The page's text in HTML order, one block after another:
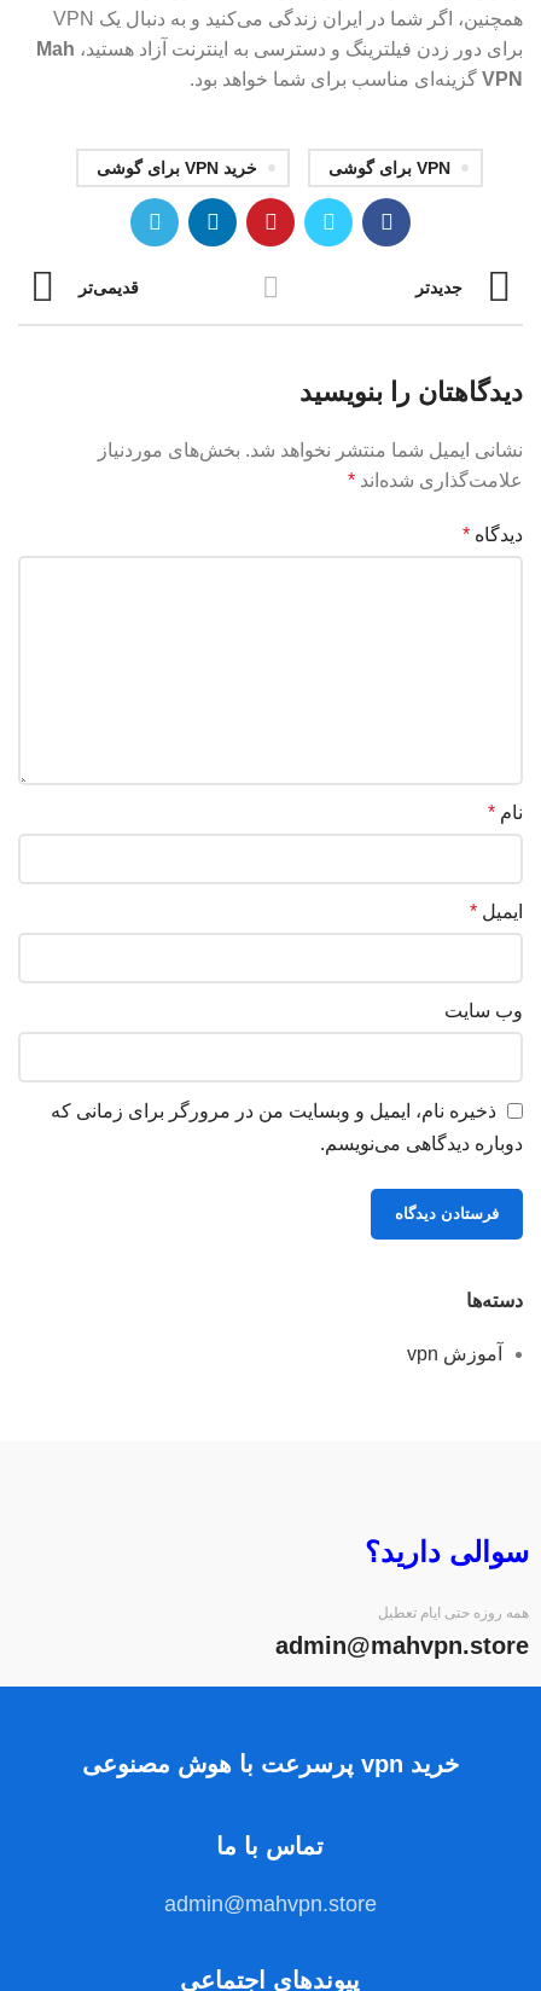
همچنین، اگر شما در ایران زندگی می‌کنید و به دنبال یک VPN
برای دور زدن فیلترینگ و دسترسی به اینترنت آزاد هستید، Mah
VPN گزینه‌ای مناسب برای شما خواهد بود.
VPN برای گوشی خرید VPN برای گوشی
جدیدتر قدیمی‌تر
دیدگاهتان را بنویسید
نشانی ایمیل شما منتشر نخواهد شد. بخش‌های موردنیاز
علامت‌گذاری شده‌اند *
دیدگاه *
نام *
ایمیل *
وب‌ سایت
ذخیره نام، ایمیل و وبسایت من در مرورگر برای زمانی که
دوباره دیدگاهی می‌نویسم.
دسته‌ها
آموزش vpn
سوالی دارید؟
همه روزه حتی ایام تعطیل
admin@mahvpn.store
خرید vpn پرسرعت با هوش مصنوعی
تماس با ما
admin@mahvpn.store
پیوندهای اجتماعی